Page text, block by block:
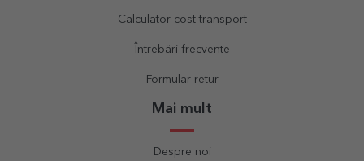
Calculator cost transport
Întrebări frecvente
Formular retur
Mai mult
Despre noi